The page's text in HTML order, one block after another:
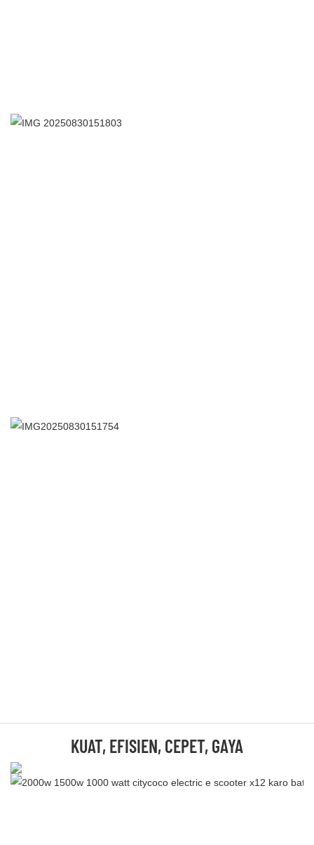
KUAT, EFISIEN, CEPET, GAYA